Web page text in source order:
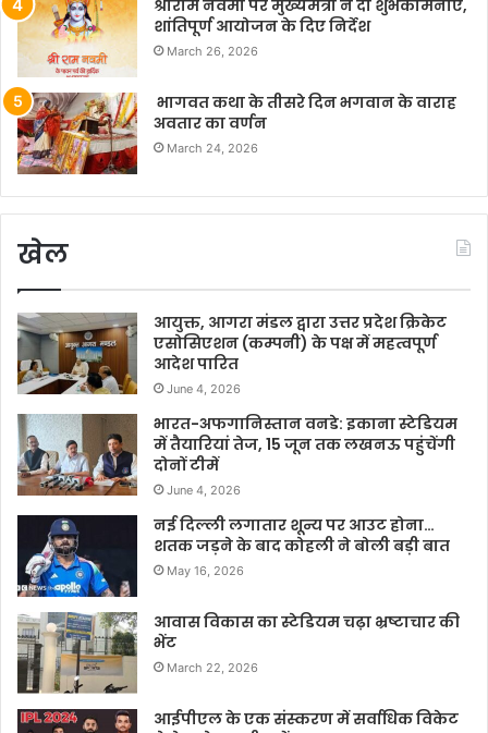
श्रीराम नवमी पर मुख्यमंत्री ने दी शुभकामनाएं,
शांतिपूर्ण आयोजन के दिए निर्देश
March 26, 2026
भागवत कथा के तीसरे दिन भगवान के वाराह
अवतार का वर्णन
March 24, 2026
खेल
आयुक्त, आगरा मंडल द्वारा उत्तर प्रदेश क्रिकेट
एसोसिएशन (कम्पनी) के पक्ष में महत्वपूर्ण
आदेश पारित
June 4, 2026
भारत-अफगानिस्तान वनडे: इकाना स्टेडियम
में तैयारियां तेज, 15 जून तक लखनऊ पहुंचेंगी
दोनों टीमें
June 4, 2026
नई दिल्ली लगातार शून्य पर आउट होना…
शतक जड़ने के बाद कोहली ने बोली बड़ी बात
May 16, 2026
आवास विकास का स्टेडियम चढ़ा भ्रष्टाचार की
भेंट
March 22, 2026
आईपीएल के एक संस्करण में सर्वाधिक विकेट